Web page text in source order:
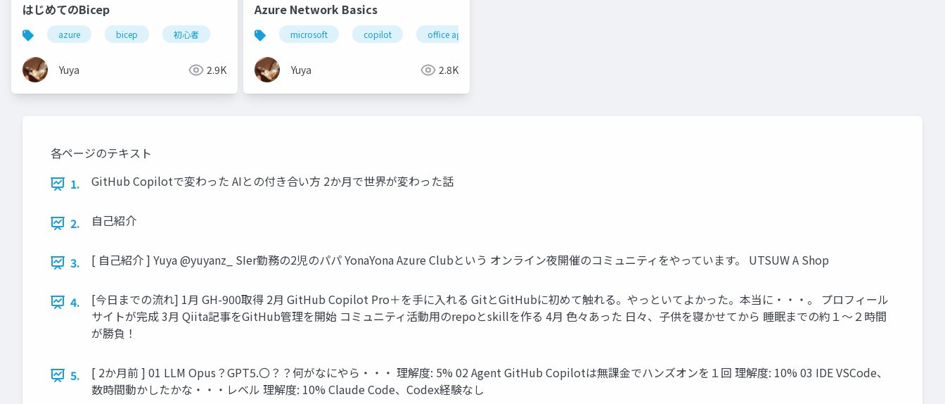
はじめてのBicep
azure bicep 初心者
Yuya 2.9K
Azure Network Basics
microsoft copilot office agent
Yuya 2.8K
各ページのテキスト
1.
GitHub Copilotで変わった AIとの付き合い方 2か月で世界が変わった話
2. 自己紹介
3. [ 自己紹介 ] Yuya @yuyanz_ SIer勤務の2児のパパ YonaYona Azure Clubという オンライン夜開催のコミュニティをやっています。 UTSUW A Shop
4.
[今日までの流れ] 1月 GH-900取得 2月 GitHub Copilot Pro＋を手に入れる GitとGitHubに初めて触れる。やっといてよかった。本当に・・・。 プロフィール
サイトが完成 3月 Qiita記事をGitHub管理を開始 コミュニティ活動用のrepoとskillを作る 4月 色々あった 日々、子供を寝かせてから 睡眠までの約１～２時間
が勝負！
5.
[ 2か月前 ] 01 LLM Opus？GPT5.〇？？何がなにやら・・・ 理解度: 5% 02 Agent GitHub Copilotは無課金でハンズオンを１回 理解度: 10% 03 IDE VSCode、
数時間動かしたかな・・・レベル 理解度: 10% Claude Code、Codex経験なし